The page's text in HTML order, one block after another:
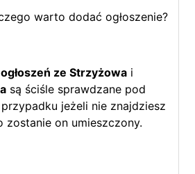
warto dodać ogłoszenie?
ogłoszeń ze Strzyżowa i
są ściśle sprawdzane pod
jeżeli nie znajdziesz
zostanie on umieszczony.